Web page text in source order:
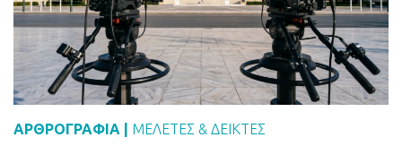
ΑΡΘΡΟΓΡΑΦΙΑ | ΜΕΛΈΤΕΣ & ΔΕΙΚΤΕΣ